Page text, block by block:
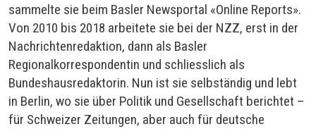
sammelte sie beim Basler Newsportal «Online Reports».
Von 2010 bis 2018 arbeitete sie bei der NZZ, erst in der
Nachrichtenredaktion, dann als Basler
Regionalkorrespondentin und schliesslich als
Bundeshausredaktorin. Nun ist sie selbständig und lebt
in Berlin, wo sie über Politik und Gesellschaft berichtet –
für Schweizer Zeitungen, aber auch für deutsche